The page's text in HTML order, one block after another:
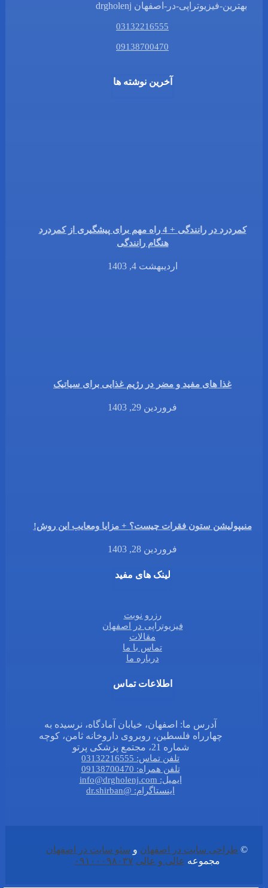
بهترین-فیزیوتراپی-در-اصفهان drgholenj
03132216555
09138700470
آخرین نوشته ها
کمردرد در رانندگی + 4 راه مهم برای پیشگیری از کمردرد
هنگام رانندگی
اردیبهشت 4, 1403
غذا های مفید و مضر در رژیم غذایی برای سیاتیک
فروردین 29, 1403
منیپولیشن ستون فقرات چیست؟ + مزایا ومعایب این روش!
فروردین 28, 1403
لینک های مفید
رزرو نوبت
فیزیوتراپی در اصفهان
مقالات
تماس با ما
درباره ما
اطلاعات تماس
آدرس ما: اصفهان، خیابان آمادگاه، نرسیده به
چهارراه فلسطین، روبروی داروخانه ثامن، کوچه
شماره 21، مجتمع پزشکی پرتو
تلفن تماس: 03132216555
تلفن همراه: 09138700470
ایمیل: info@drgholenj.com
اینستاگرام: @dr.shirban
© طراحی سایت در اصفهان و سئو سایت در اصفهان
مجموعه عالی و عالی ۰۹۱۰۰۰۹۸۰۳۷